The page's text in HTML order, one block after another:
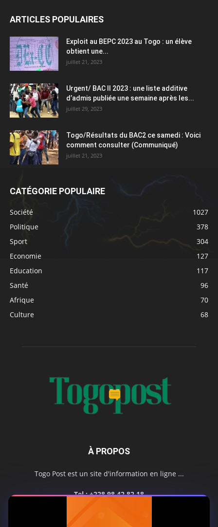
ARTICLES POPULAIRES
Exploit au BEPC 2023 au Togo : un élève
obtient une...
juillet 21, 2023
Urgent/ BAC II 2023 : une liste additive
d’admis publiée une semaine après les...
juillet 29, 2023
Togo/Résultats du BAC2 ce samedi : Voici
comment consulter (Communiqué)
juillet 21, 2023
CATÉGORIE POPULAIRE
Société
1027
Politique
378
Sport
304
Economie
127
Education
117
Santé
96
Afrique
70
Culture
68
À PROPOS
Togo Post est un site d'information en ligne ...
Tel : +228 98 42 82 18